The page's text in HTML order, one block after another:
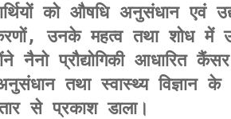
को औषधि अनुसंधान एवं
उनके महत्व तथा शोध में
नैनो प्रौद्योगिकी आधारित
अनुसंधान तथा स्वास्थ्य विज्ञान
से प्रकाश डाला।